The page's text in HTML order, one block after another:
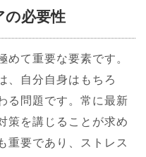
の必要性
めて重要な要素です。
、自分自身はもちろ
る問題です。常に最新
策を講じることが求め
重要であり、ストレス